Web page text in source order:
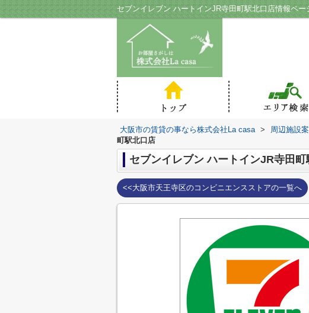
セブンイレブン ハートインJR寺田町駅北口店情報ペ
大阪市の賃貸の事なら株式会社La casa > 周辺施設
町駅北口店
セブンイレブン ハートインJR寺田町
<<大阪市天王寺区のコンビニエンスストアの一覧へ